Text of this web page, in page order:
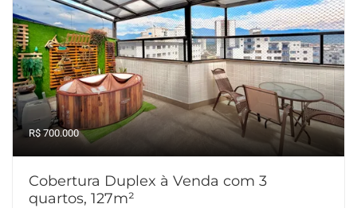
R$ 700.000
Cobertura Duplex à Venda com 3
quartos, 127m²